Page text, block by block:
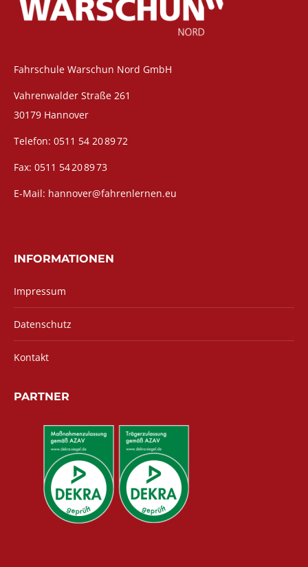
Fahrschule Warschun Nord GmbH
Vahrenwalder Straße 261
30179 Hannover
Telefon: 0511 54 20 89 72
Fax: 0511 54 20 89 73
E-Mail: hannover@fahrenlernen.eu
INFORMATIONEN
Impressum
Datenschutz
Kontakt
PARTNER